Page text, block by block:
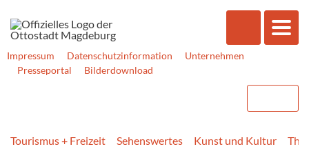
Impressum Datenschutzinformation
Unternehmen
Presseportal
Bilderdownload
Tourismus + Freizeit Sehenswertes Kunst und Kultur